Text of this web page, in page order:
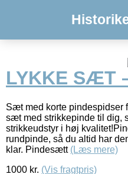
LYKKE SÆT
Sæt med korte pindespidser
sæt med strikkepinde til dig,
strikkeudstyr i høj
rundpinde, så du altid har
klar. Pindesætt (Læs mere)
1000 kr. (Vis fragtpris)